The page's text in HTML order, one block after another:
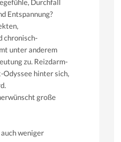
Durchfall
Entspannung?
chronisch-
unter anderem
zu. Reizdarm-
Odyssee hinter sich,
große
weniger